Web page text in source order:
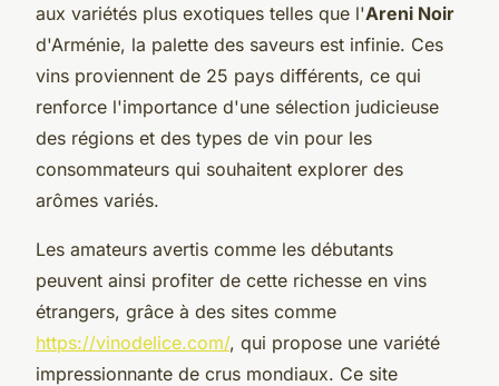
aux variétés plus exotiques telles que l'Areni Noir
d'Arménie, la palette des saveurs est infinie. Ces
vins proviennent de 25 pays différents, ce qui
renforce l'importance d'une sélection judicieuse
des régions et des types de vin pour les
consommateurs qui souhaitent explorer des
arômes variés.
Les amateurs avertis comme les débutants
peuvent ainsi profiter de cette richesse en vins
étrangers, grâce à des sites comme
https://vinodelice.com/, qui propose une variété
impressionnante de crus mondiaux. Ce site